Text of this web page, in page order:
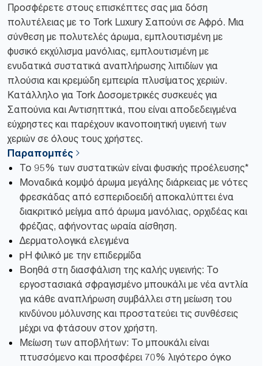
Προσφέρετε στους επισκέπτες σας μια δόση
πολυτέλειας με το Tork Luxury Σαπούνι σε Αφρό. Μια
σύνθεση με πολυτελές άρωμα, εμπλουτισμένη με
φυσικό εκχύλισμα μανόλιας, εμπλουτισμένη με
ενυδατικά συστατικά αναπλήρωσης λιπιδίων για
πλούσια και κρεμώδη εμπειρία πλυσίματος χεριών.
Κατάλληλο για Tork Δοσομετρικές συσκευές για
Σαπούνια και Αντισηπτικά, που είναι αποδεδειγμένα
εύχρηστες και παρέχουν ικανοποιητική υγιεινή των
χεριών σε όλους τους χρήστες.
Παραπομπές
Το 95% των συστατικών είναι φυσικής προέλευσης*
Μοναδικά κομψό άρωμα μεγάλης διάρκειας με νότες
φρεσκάδας από εσπεριδοειδή αποκαλύπτει ένα
διακριτικό μείγμα από άρωμα μανόλιας, ορχιδέας και
φρέζιας, αφήνοντας ωραία αίσθηση.
Δερματολογικά ελεγμένα
pH φιλικό με την επιδερμίδα
Βοηθά στη διασφάλιση της καλής υγιεινής: Το
εργοστασιακά σφραγισμένο μπουκάλι με νέα αντλία
για κάθε αναπλήρωση συμβάλλει στη μείωση του
κινδύνου μόλυνσης και προστατεύει τις συνθέσεις
μέχρι να φτάσουν στον χρήστη.
Μείωση των αποβλήτων: Το μπουκάλι είναι
πτυσσόμενο και προσφέρει 70% λιγότερο όγκο